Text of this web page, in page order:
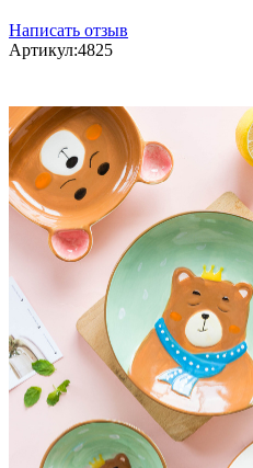
Написать отзыв
Артикул:4825